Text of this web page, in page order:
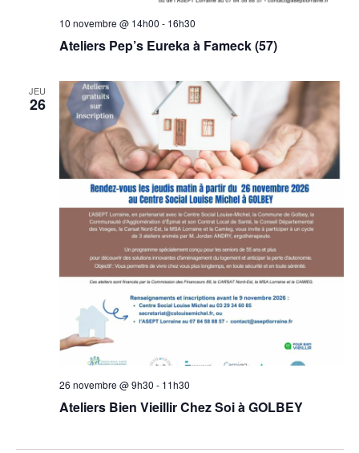
Ateliers Pep’s Eureka à Fameck (57)
10 novembre @ 14h00 - 16h30
JEU
26
Ateliers Bien Vieillir Chez Soi à GOLBEY
26 novembre @ 9h30 - 11h30